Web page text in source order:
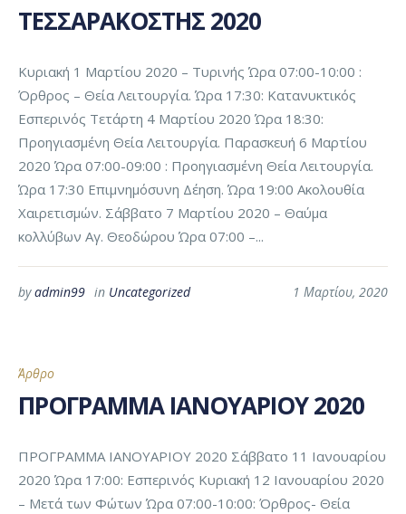
ΤΕΣΣΑΡΑΚΟΣΤΗΣ 2020
Κυριακή 1 Μαρτίου 2020 – Τυρινής Ώρα 07:00-10:00 :
Όρθρος – Θεία Λειτουργία. Ώρα 17:30: Κατανυκτικός
Εσπερινός Τετάρτη 4 Μαρτίου 2020 Ώρα 18:30:
Προηγιασμένη Θεία Λειτουργία. Παρασκευή 6 Μαρτίου
2020 Ώρα 07:00-09:00 : Προηγιασμένη Θεία Λειτουργία.
Ώρα 17:30 Επιμνημόσυνη Δέηση. Ώρα 19:00 Ακολουθία
Χαιρετισμών. Σάββατο 7 Μαρτίου 2020 – Θαύμα
κολλύβων Αγ. Θεοδώρου Ώρα 07:00 –...
1 Μαρτίου, 2020
byadmin99 in Uncategorized
Άρθρο
ΠΡΟΓΡΑΜΜΑ ΙΑΝΟΥΑΡΙΟΥ 2020
ΠΡΟΓΡΑΜΜΑ ΙΑΝΟΥΑΡΙΟΥ 2020 Σάββατο 11 Ιανουαρίου
2020 Ώρα 17:00: Εσπερινός Κυριακή 12 Ιανουαρίου 2020
– Μετά των Φώτων Ώρα 07:00-10:00: Όρθρος- Θεία